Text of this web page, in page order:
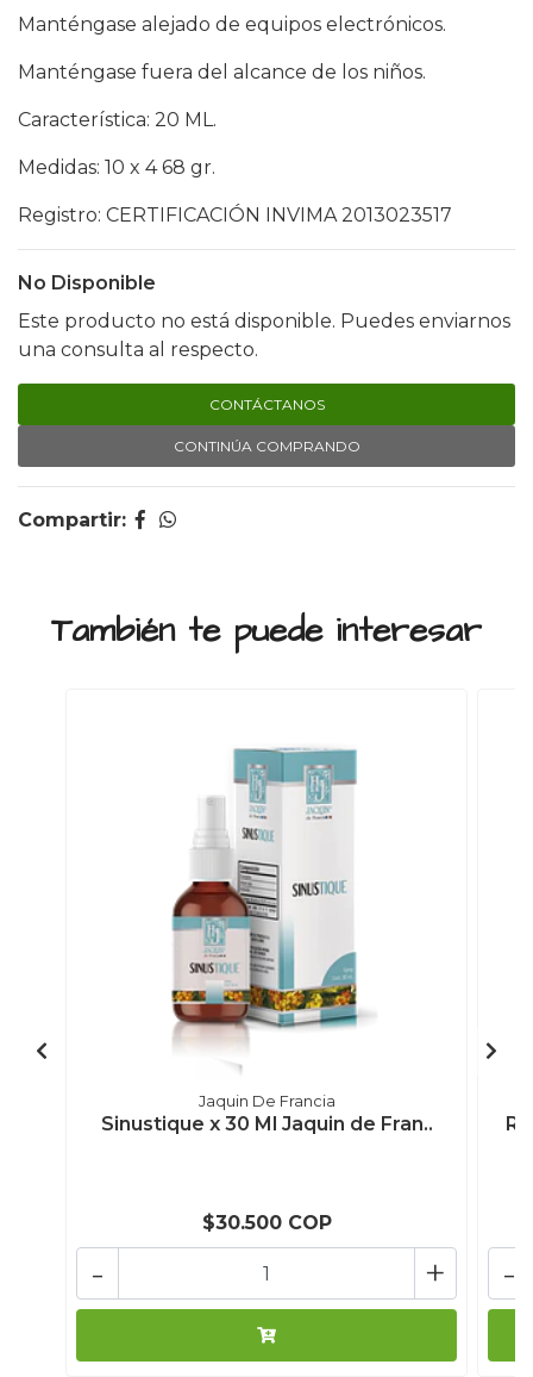
Manténgase alejado de equipos electrónicos.
Manténgase fuera del alcance de los niños.
Característica: 20 ML.
Medidas: 10 x 4 68 gr.
Registro: CERTIFICACIÓN INVIMA 2013023517
No Disponible
Este producto no está disponible. Puedes enviarnos
una consulta al respecto.
CONTÁCTANOS
CONTINÚA COMPRANDO
Compartir:
También te puede interesar
Jaquin De Francia
Sinustique x 30 Ml Jaquin de Fran..
$30.500 COP
+
- -